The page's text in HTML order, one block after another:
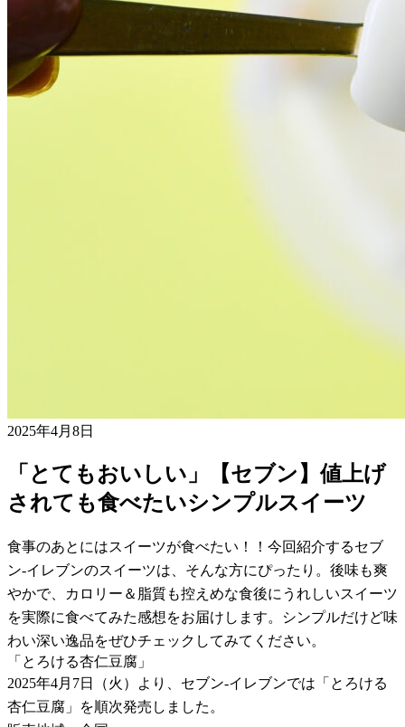
2025年4月8日
「とてもおいしい」【セブン】値上げ
されても食べたいシンプルスイーツ
食事のあとにはスイーツが食べたい！！今回紹介するセブ
ン-イレブンのスイーツは、そんな方にぴったり。後味も爽
やかで、カロリー＆脂質も控えめな食後にうれしいスイーツ
を実際に食べてみた感想をお届けします。シンプルだけど味
わい深い逸品をぜひチェックしてみてください。
「とろける杏仁豆腐」
2025年4月7日（火）より、セブン-イレブンでは「とろける
杏仁豆腐」を順次発売しました。